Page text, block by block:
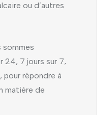
ou d’autres
sommes
24, 7 jours sur 7,
pour répondre à
matière de